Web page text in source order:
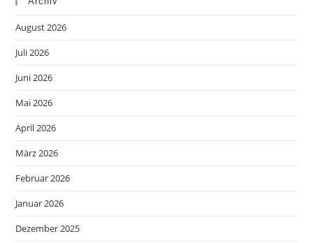
August 2026
Juli 2026
Juni 2026
Mai 2026
April 2026
März 2026
Februar 2026
Januar 2026
Dezember 2025